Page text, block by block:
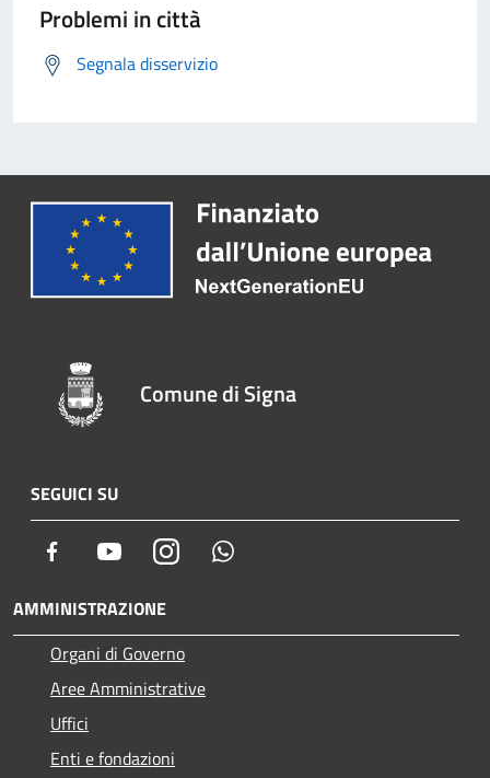
Problemi in città
Segnala disservizio
Comune di Signa
SEGUICI SU
Facebook YoutubeInstagram
AMMINISTRAZIONE
Organi di Governo
Aree Amministrative
Uffici
Enti e fondazioni